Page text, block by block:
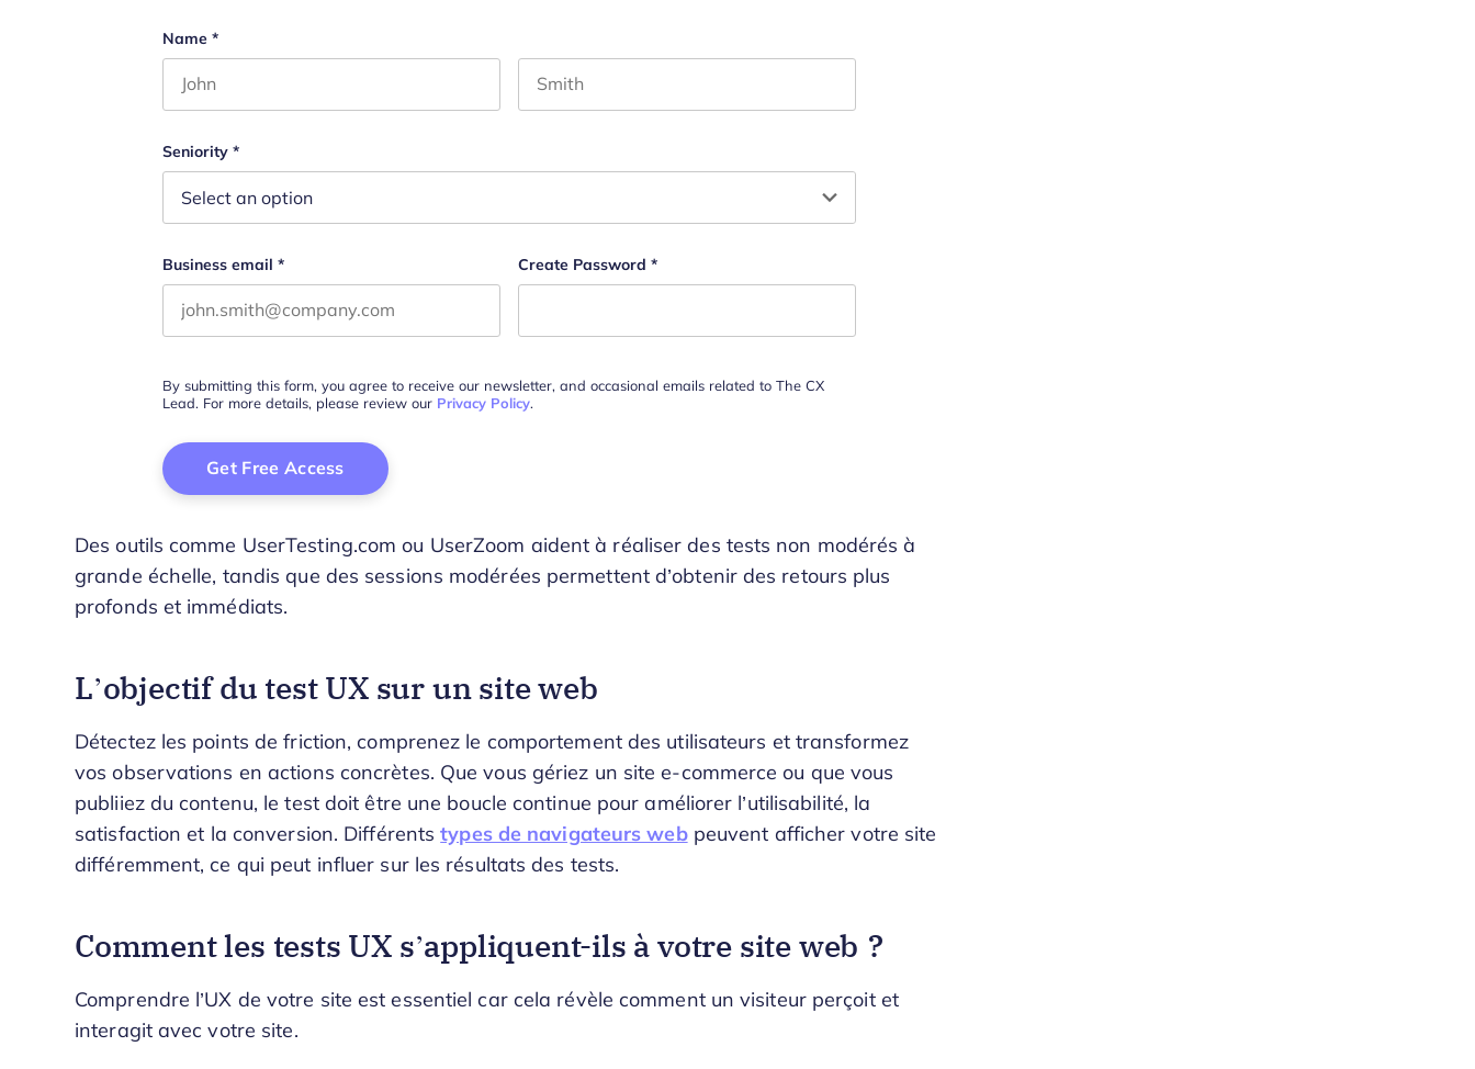
Facebook
Name *
Seniority *
Business email * Create Password *
By submitting this form, you agree to receive our newsletter, and occasional emails related to The CX
Lead. For more details, please review our Privacy Policy.
Des outils comme UserTesting.com ou UserZoom aident à réaliser des tests non modérés à
grande échelle, tandis que des sessions modérées permettent d’obtenir des retours plus
profonds et immédiats.
L’objectif du test UX sur un site web
Détectez les points de friction, comprenez le comportement des utilisateurs et transformez
vos observations en actions concrètes. Que vous gériez un site e-commerce ou que vous
publiiez du contenu, le test doit être une boucle continue pour améliorer l’utilisabilité, la
satisfaction et la conversion. Différentstypes de navigateurs webpeuvent afficher votre site
différemment, ce qui peut influer sur les résultats des tests.
Comment les tests UX s’appliquent-ils à votre site web ?
Comprendre l’UX de votre site est essentiel car cela révèle comment un visiteur perçoit et
interagit avec votre site.